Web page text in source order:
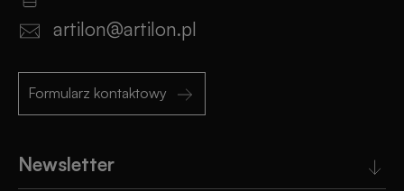
artilon@artilon.pl
Formularz kontaktowy
Newsletter